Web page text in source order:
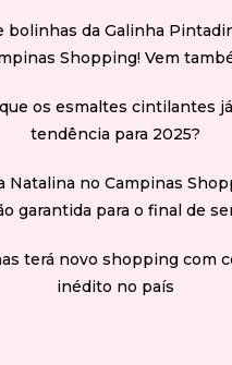
bolinhas da Galinha
Shopping! Vem
os esmaltes cintilantes
tendência para 2025?
Natalina no Campinas
garantida para o final de
terá novo shopping com
inédito no país